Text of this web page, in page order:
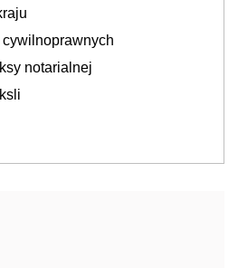
notarialnej